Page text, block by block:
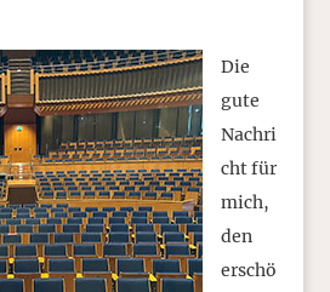
Die
gute
Nachri
cht für
mich,
den
erschö